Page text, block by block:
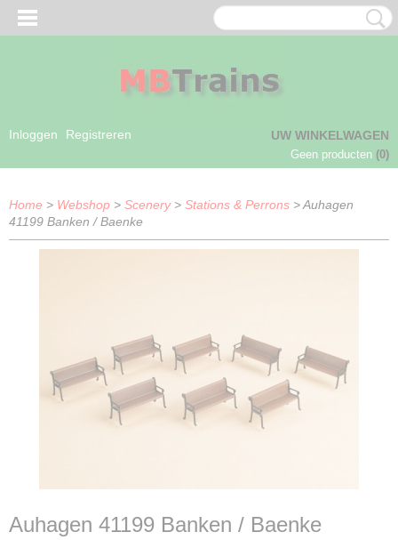
Inloggen Registreren UW WINKELWAGEN
Geen producten (0)
Home > Webshop > Scenery> Stations & Perrons > Auhagen
41199 Banken / Baenke
Auhagen 41199 Banken / Baenke